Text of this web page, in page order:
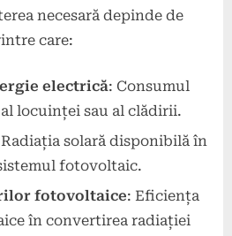
necesară depinde de
care:
electrică: Consumul
locuinței sau al clădirii.
Radiația solară disponibilă în
fotovoltaic.
fotovoltaice: Eficiența
în convertirea radiației